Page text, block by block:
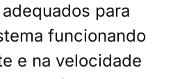
para
funcionando
e na velocidade